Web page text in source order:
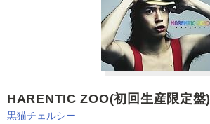
HARENTIC ZOO(初回生産限定盤)
黒猫チェルシー